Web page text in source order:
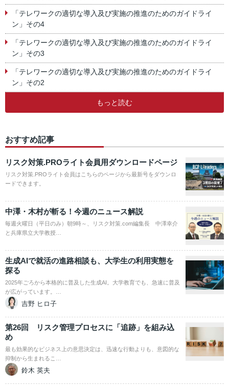
「テレワークの適切な導入及び実施の推進のためのガイドライ
ン」その4
「テレワークの適切な導入及び実施の推進のためのガイドライ
ン」その3
「テレワークの適切な導入及び実施の推進のためのガイドライ
ン」その2
もっと読む
おすすめ記事
リスク対策.PROライト会員用ダウンロードページ
リスク対策.PROライト会員はこちらのページから最新号をダウンロ
ードできます。
中澤・木村が斬る！今週のニュース解説
毎週火曜日（平日のみ）朝9時～、リスク対策.com編集長 中澤幸介
と兵庫県立大学教授…
生成AIで就活の進路相談も、大学生の利用実態を
探る
2025年ごろから本格的に普及した生成AI。大学教育でも、急速に普及
が広がっています。…
吉野 ヒロ子
第26回 リスク管理プロセスに「追跡」を組み込
め
最も効果的なビジネス上の意思決定は、迅速な行動よりも、意図的な
抑制から生まれるこ…
鈴木 英夫